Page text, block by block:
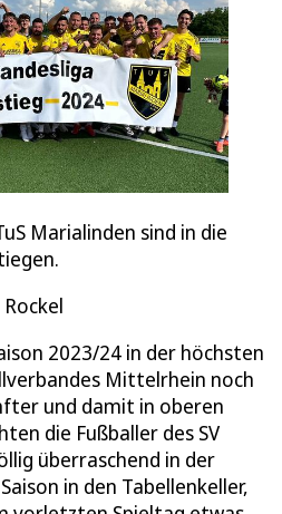
Marialinden sind in die
2023/24 in der höchsten
Mittelrhein noch
und damit in oberen
die Fußballer des SV
überraschend in der
in den Tabellenkeller,